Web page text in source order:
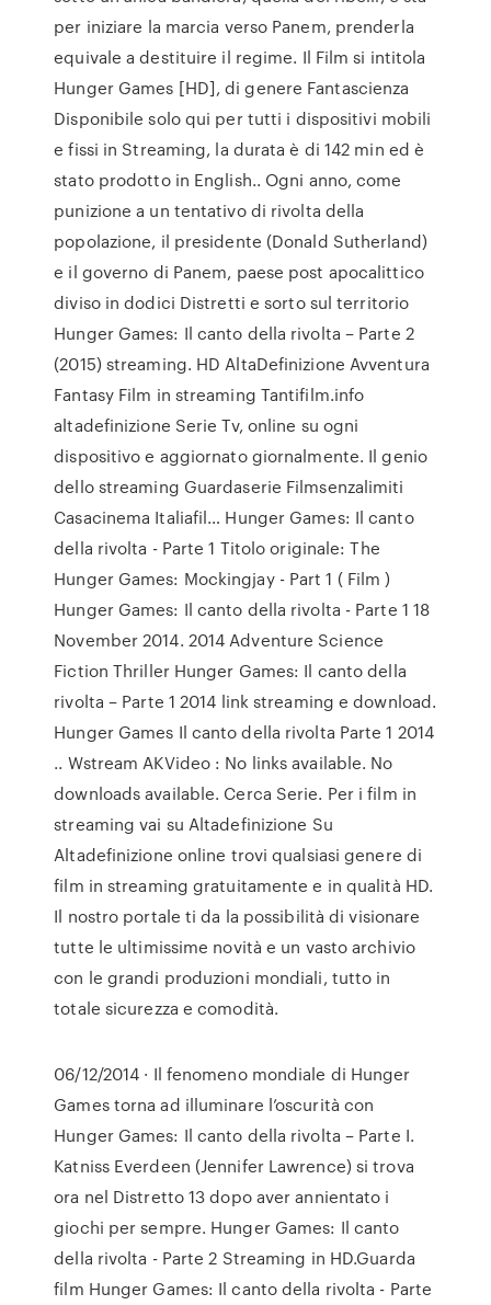
per iniziare la marcia verso Panem, prenderla
equivale a destituire il regime. Il Film si intitola
Hunger Games [HD], di genere Fantascienza
Disponibile solo qui per tutti i dispositivi mobili
e fissi in Streaming, la durata è di 142 min ed è
stato prodotto in English.. Ogni anno, come
punizione a un tentativo di rivolta della
popolazione, il presidente (Donald Sutherland)
e il governo di Panem, paese post apocalittico
diviso in dodici Distretti e sorto sul territorio
Hunger Games: Il canto della rivolta – Parte 2
(2015) streaming. HD AltaDefinizione Avventura
Fantasy Film in streaming Tantifilm.info
altadefinizione Serie Tv, online su ogni
dispositivo e aggiornato giornalmente. Il genio
dello streaming Guardaserie Filmsenzalimiti
Casacinema Italiafil… Hunger Games: Il canto
della rivolta - Parte 1 Titolo originale: The
Hunger Games: Mockingjay - Part 1 ( Film )
Hunger Games: Il canto della rivolta - Parte 1 18
November 2014. 2014 Adventure Science
Fiction Thriller Hunger Games: Il canto della
rivolta – Parte 1 2014 link streaming e download.
Hunger Games Il canto della rivolta Parte 1 2014
.. Wstream AKVideo : No links available. No
downloads available. Cerca Serie. Per i film in
streaming vai su Altadefinizione Su
Altadefinizione online trovi qualsiasi genere di
film in streaming gratuitamente e in qualità HD.
Il nostro portale ti da la possibilità di visionare
tutte le ultimissime novità e un vasto archivio
con le grandi produzioni mondiali, tutto in
totale sicurezza e comodità.
06/12/2014 · Il fenomeno mondiale di Hunger
Games torna ad illuminare l’oscurità con
Hunger Games: Il canto della rivolta – Parte I.
Katniss Everdeen (Jennifer Lawrence) si trova
ora nel Distretto 13 dopo aver annientato i
giochi per sempre. Hunger Games: Il canto
della rivolta - Parte 2 Streaming in HD.Guarda
film Hunger Games: Il canto della rivolta - Parte